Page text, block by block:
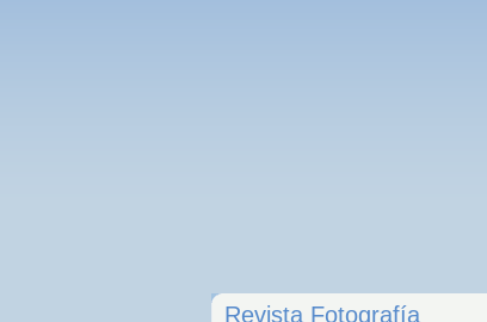
Revista Fotografía